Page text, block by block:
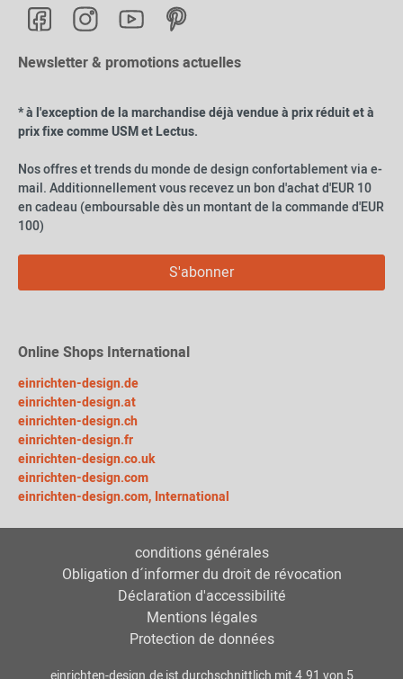
Newsletter & promotions actuelles
* à l'exception de la marchandise déjà vendue à prix réduit et à
prix fixe comme USM et Lectus.
Nos offres et trends du monde de design confortablement via e-
mail. Additionnellement vous recevez un bon d'achat d'EUR 10
en cadeau (emboursable dès un montant de la commande d'EUR
100)
S'abonner
Online Shops International
einrichten-design.de
einrichten-design.at
einrichten-design.ch
einrichten-design.fr
einrichten-design.co.uk
einrichten-design.com
einrichten-design.com, International
conditions générales
Obligation d´informer du droit de révocation
Déclaration d'accessibilité
Mentions légales
Protection de données